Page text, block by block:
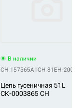
В наличии
CH 157565A1CH 81EH-
Цепь гусеничная 51L
СК-0003865 CH